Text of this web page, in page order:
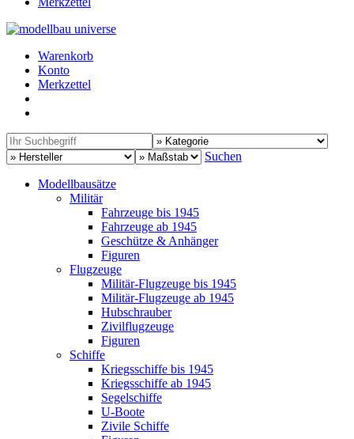
Warenkorb
Konto
Merkzettel
Suchen
Modellbausätze
Militär
Fahrzeuge bis 1945
Fahrzeuge ab 1945
Geschütze & Anhänger
Figuren
Flugzeuge
Militär-Flugzeuge bis 1945
Militär-Flugzeuge ab 1945
Hubschrauber
Zivilflugzeuge
Figuren
Schiffe
Kriegsschiffe bis 1945
Kriegsschiffe ab 1945
Segelschiffe
U-Boote
Zivile Schiffe